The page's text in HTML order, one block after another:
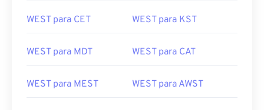
WEST para CET WEST para KST
WEST para MDT WEST para CAT
WEST para MEST WEST para AWST